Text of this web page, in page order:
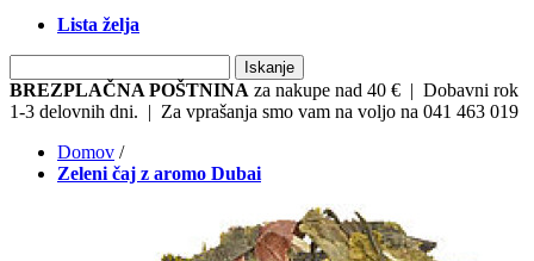
Lista želja
Iskanje
BREZPLAČNA POŠTNINA za nakupe nad 40 € | Dobavni rok
1-3 delovnih dni. | Za vprašanja smo vam na voljo na 041 463 019
Domov /
Zeleni čaj z aromo Dubai